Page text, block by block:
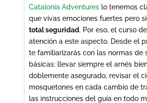
Catalonia Adventures lo tenemos
que vivas emociones fuertes pero
total seguridad. Por eso, el curso
atención a este aspecto. Desde el
te familiarizarás con las normas de
básicas: llevar siempre el arnés
doblemente asegurado, revisar el
mosquetones en cada cambio de
las instrucciones del guía en todo